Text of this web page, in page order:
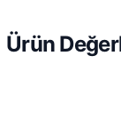
Ürün